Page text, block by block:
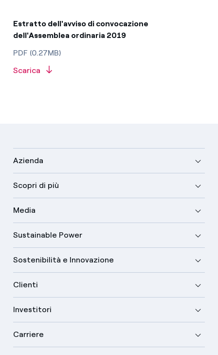
Estratto dell'a​​​​​vviso di convocazione
dell'Assemblea ordinaria 2019
PDF (0.27MB)
Scarica
Azienda
Scopri di più
Media
Sustainable Power
Sostenibilità e Innovazione
Clienti
Investitori
Carriere